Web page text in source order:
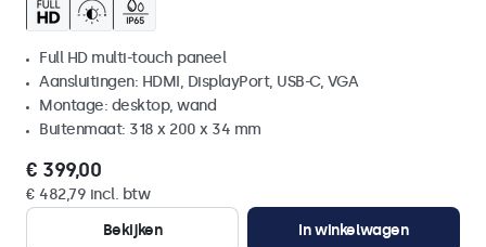
Full HD multi-touch paneel
Aansluitingen: HDMI, DisplayPort, USB-C, VGA
Montage: desktop, wand
Buitenmaat: 318 x 200 x 34 mm
€ 399,00
€ 482,79 incl. btw
Bekijken
In winkelwagen